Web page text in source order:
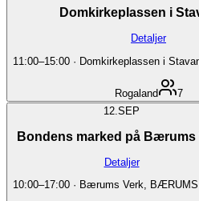
Domkirkeplassen i
Detaljer
11:00–15:00 · Domkirkeplassen i
Rogaland
7
12. SEP
Bondens marked på Bærums
Detaljer
10:00–17:00 · Bærums Verk,